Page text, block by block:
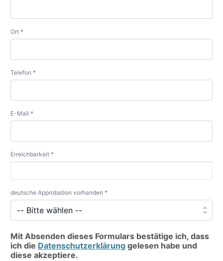
Ort *
Telefon *
E-Mail *
Erreichbarkeit *
deutsche Approbation vorhanden *
Mit Absenden dieses Formulars bestätige ich, dass
ich die Datenschutzerklärunggelesen habe und
diese akzeptiere.